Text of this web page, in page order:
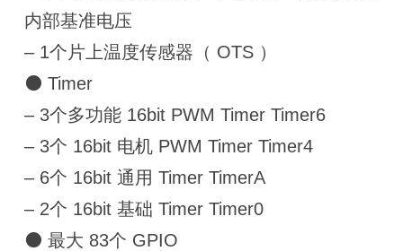
内部基准电压
– 1个片上温度传感器（ OTS ）
⚫ Timer
– 3个多功能 16bit PWM Timer Timer6
– 3个 16bit 电机 PWM Timer Timer4
– 6个 16bit 通用 Timer TimerA
– 2个 16bit 基础 Timer Timer0
⚫ 最大 83个 GPIO